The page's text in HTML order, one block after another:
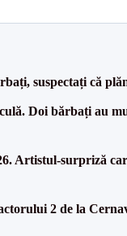
suspectați că
Doi bărbați au
Artistul-surpriză
2 de la